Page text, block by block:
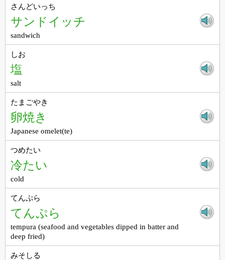
さんどいっち
サンドイッチ
sandwich
しお
塩
salt
たまごやき
卵焼き
Japanese omelet(te)
つめたい
冷たい
cold
てんぷら
てんぷら
tempura (seafood and vegetables dipped in batter and
deep fried)
みそしる